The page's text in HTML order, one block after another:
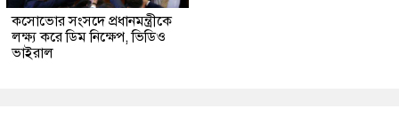
কসোভোর সংসদে প্রধানমন্ত্রীকে
লক্ষ্য করে ডিম নিক্ষেপ, ভিডিও
ভাইরাল